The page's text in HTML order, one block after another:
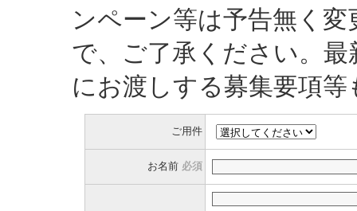
ンペーン等は予告無く
で、ご了承ください。
にお渡しする募集要項
ご用件
お名前 必須